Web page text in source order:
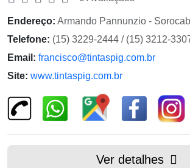
Endereço: Armando Pannunzio -
Telefone: (15) 3229-2444 / (15) 3212-
Email: francisco@tintaspig.com.br
Site: www.tintaspig.com.br
Ver detalhes